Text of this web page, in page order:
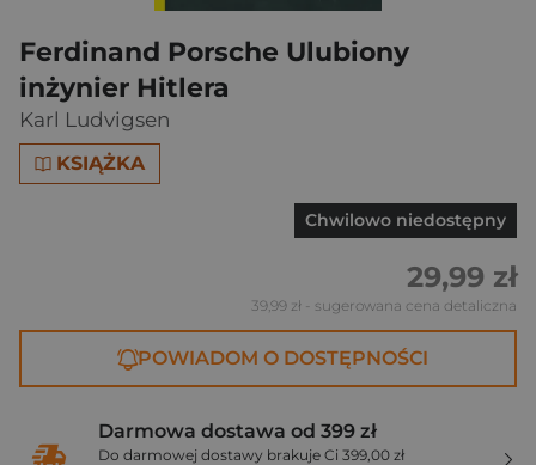
Ferdinand Porsche Ulubiony
inżynier Hitlera
Karl Ludvigsen
KSIĄŻKA
Chwilowo niedostępny
29,99 zł
39,99 zł - sugerowana cena detaliczna
POWIADOM O DOSTĘPNOŚCI
Darmowa dostawa od 399 zł
Do darmowej dostawy brakuje Ci 399,00 zł